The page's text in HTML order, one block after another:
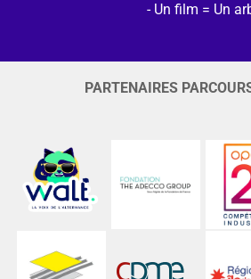
Un film = Un
PARTENAIRES